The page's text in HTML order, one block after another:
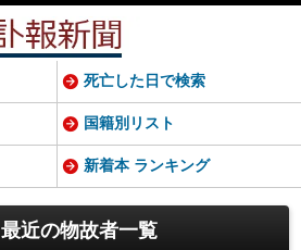
最近の物故者一覧
死亡した日で検索
国籍別リスト
新着本 ランキング